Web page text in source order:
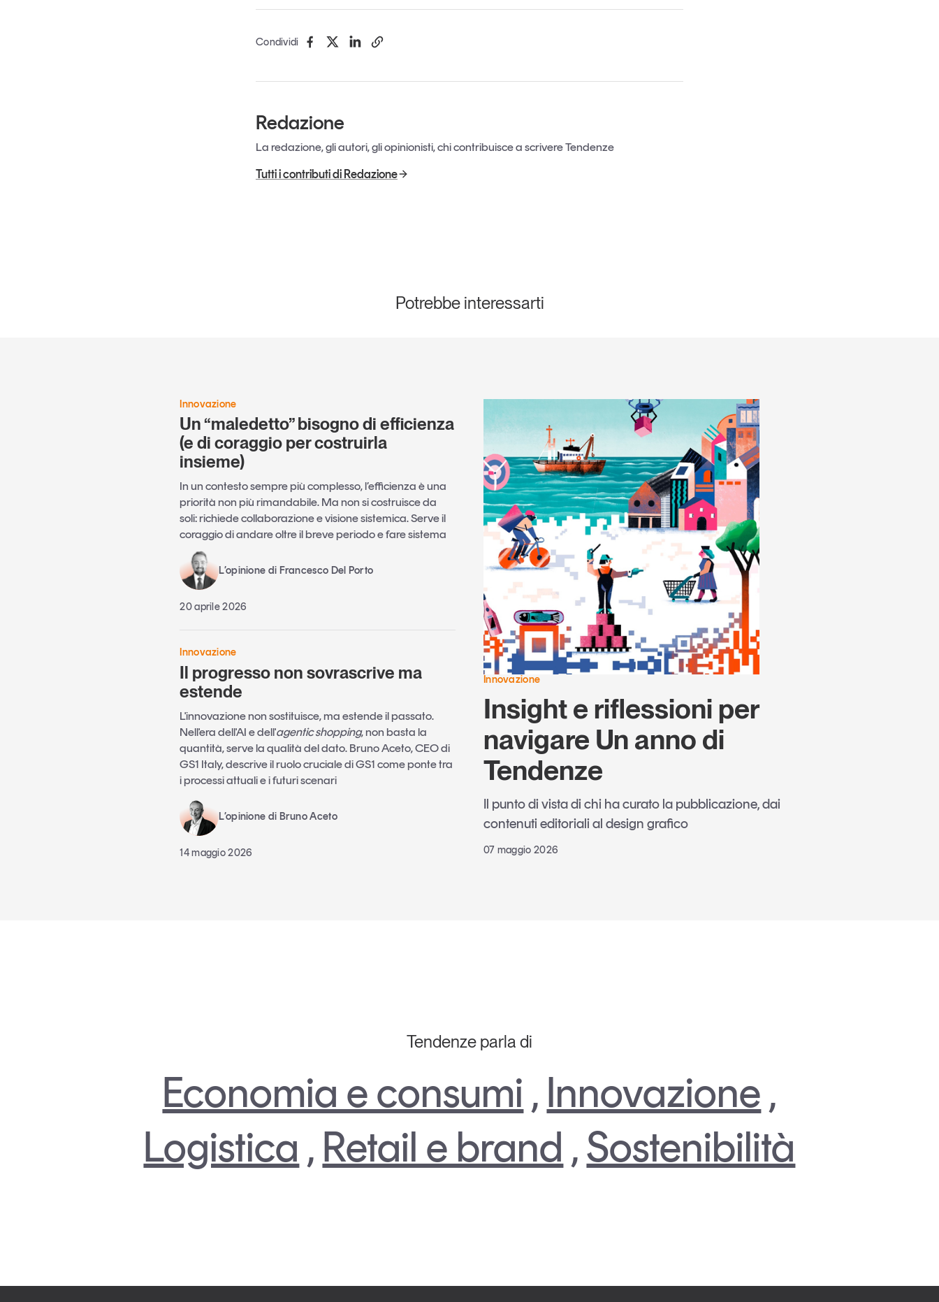
Condividi
Redazione
La redazione, gli autori, gli opinionisti, chi contribuisce a scrivere Tendenze
Tutti i contributi di Redazione
Potrebbe interessarti
Innovazione
Insight e riflessioni per
navigare Un anno di
Tendenze
Il punto di vista di chi ha curato la pubblicazione, dai
contenuti editoriali al design grafico
07 maggio 2026
Innovazione
Un “maledetto” bisogno di efficienza
(e di coraggio per costruirla
insieme)
In un contesto sempre più complesso, l’efficienza è una
priorità non più rimandabile. Ma non si costruisce da
soli: richiede collaborazione e visione sistemica. Serve il
coraggio di andare oltre il breve periodo e fare sistema
L’opinione di Francesco Del Porto
20 aprile 2026
Innovazione
Il progresso non sovrascrive ma
estende
L'innovazione non sostituisce, ma estende il passato.
Nell'era dell'AI e dell'agentic shopping, non basta la
quantità, serve la qualità del dato. Bruno Aceto, CEO di
GS1 Italy, descrive il ruolo cruciale di GS1 come ponte tra
i processi attuali e i futuri scenari
L’opinione di Bruno Aceto
14 maggio 2026
Tendenze parla di
Economia e consumi , Innovazione ,
Logistica , Retail e brand ,Sostenibilità